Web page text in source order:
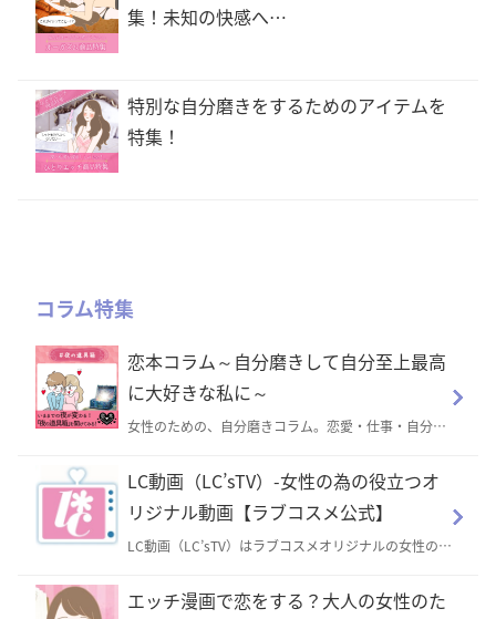
集！未知の快感へ…
特別な自分磨きをするためのアイテムを
特集！
コラム特集
恋本コラム～自分磨きして自分至上最高
に大好きな私に～
女性のための、自分磨きコラム。恋愛・仕事・自分磨
LC動画（LC’sTV）-女性の為の役立つオ
リジナル動画【ラブコスメ公式】
LC動画（LC’sTV）はラブコスメオリジナルの女性の為
動画まで！外部サイトの広告は無いので、どなたでも
エッチ漫画で恋をする？大人の女性のた